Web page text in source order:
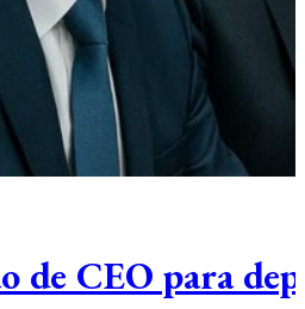
de CEO para